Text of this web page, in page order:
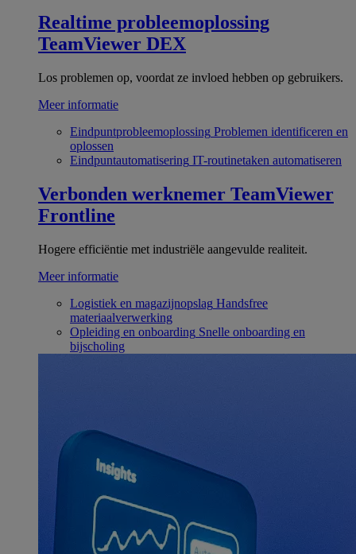
Realtime probleemoplossing
TeamViewer DEX
Los problemen op, voordat ze invloed hebben op gebruikers.
Meer informatie
Eindpuntprobleemoplossing Problemen identificeren en
oplossen
Eindpuntautomatisering IT-routinetaken automatiseren
Verbonden werknemer TeamViewer
Frontline
Hogere efficiëntie met industriële aangevulde realiteit.
Meer informatie
Logistiek en magazijnopslag Handsfree
materiaalverwerking
Opleiding en onboarding Snelle onboarding en
bijscholing